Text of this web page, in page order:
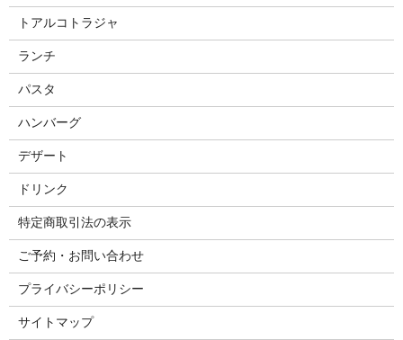
トアルコトラジャ
ランチ
パスタ
ハンバーグ
デザート
ドリンク
特定商取引法の表示
ご予約・お問い合わせ
プライバシーポリシー
サイトマップ